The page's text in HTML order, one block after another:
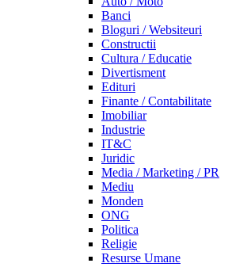
Banci
Bloguri / Websiteuri
Constructii
Cultura / Educatie
Divertisment
Edituri
Finante / Contabilitate
Imobiliar
Industrie
IT&C
Juridic
Media / Marketing / PR
Mediu
Monden
ONG
Politica
Religie
Resurse Umane